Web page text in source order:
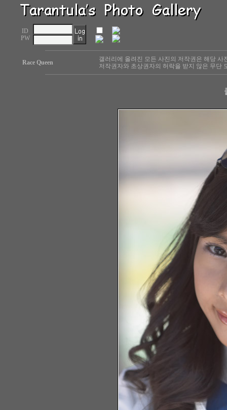
ID
PW
Race Queen
갤러리에 올려진 모든 사진의 저작권은 해당
저작권자와 초상권자의 허락을 받지 않은 무단